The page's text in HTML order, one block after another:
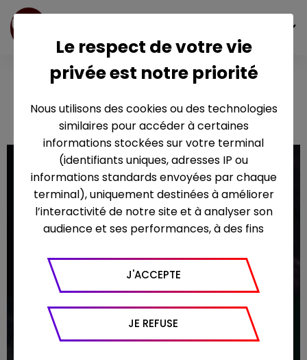
Le Concert de
Paris 2023
Le respect de votre vie
privée est notre priorité
Nous utilisons des cookies ou des technologies
similaires pour accéder à certaines
informations stockées sur votre terminal
(identifiants uniques, adresses IP ou
informations standards envoyées par chaque
terminal), uniquement destinées à améliorer
l’interactivité de notre site et à analyser son
audience et ses performances, à des fins
Google Analytics pour générer des rapports
sur le trafic (nombre de visites, temps passé
sur le site, nombre de pages vues en moyenne,
appareil et navigateur utilisé, emplacement
géographique), l’origine du trafic et la
J'ACCEPTE
JE REFUSE